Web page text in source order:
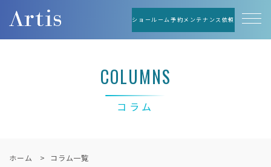
ショールーム予約 メンテナンス依頼
COLUMNS
コラム
ホーム
コラム一覧